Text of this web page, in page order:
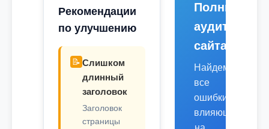
Рекомендации
по улучшению
📝 Слишком
длинный
заголовок
Заголовок
страницы
Полный
аудит
сайта
Найдем
все
ошибки,
влияющие